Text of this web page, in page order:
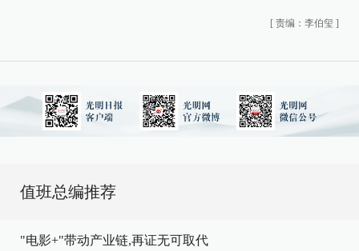
[ 责编：李伯玺 ]
值班总编推荐
"电影+"带动产业链,再证无可取代